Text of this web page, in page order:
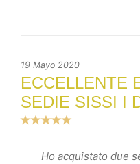
19 Mayo 2020
ECCELLENTE
SEDIE SISSI I
Ho acquistato due